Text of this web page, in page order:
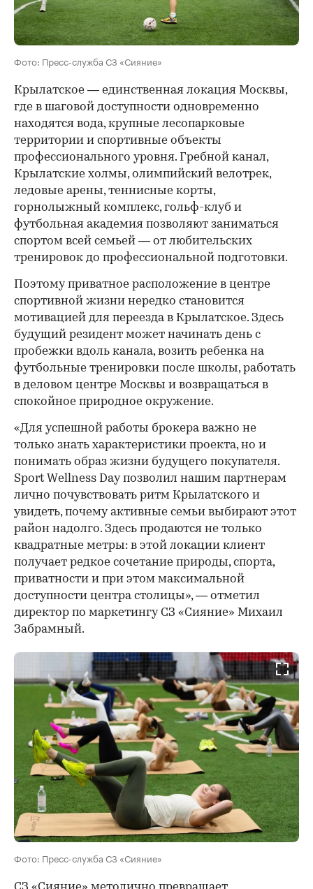
Фото: Пресс-служба СЗ «Сияние»
Крылатское — единственная локация Москвы,
где в шаговой доступности одновременно
находятся вода, крупные лесопарковые
территории и спортивные объекты
профессионального уровня. Гребной канал,
Крылатские холмы, олимпийский велотрек,
ледовые арены, теннисные корты,
горнолыжный комплекс, гольф-клуб и
футбольная академия позволяют заниматься
спортом всей семьей — от любительских
тренировок до профессиональной подготовки.
Поэтому приватное расположение в центре
спортивной жизни нередко становится
мотивацией для переезда в Крылатское. Здесь
будущий резидент может начинать день с
пробежки вдоль канала, возить ребенка на
футбольные тренировки после школы, работать
в деловом центре Москвы и возвращаться в
спокойное природное окружение.
«Для успешной работы брокера важно не
только знать характеристики проекта, но и
понимать образ жизни будущего покупателя.
Sport Wellness Day позволил нашим партнерам
лично почувствовать ритм Крылатского и
увидеть, почему активные семьи выбирают этот
район надолго. Здесь продаются не только
квадратные метры: в этой локации клиент
получает редкое сочетание природы, спорта,
приватности и при этом максимальной
доступности центра столицы», — отметил
директор по маркетингу СЗ «Сияние» Михаил
Забрамный.
Фото: Пресс-служба СЗ «Сияние»